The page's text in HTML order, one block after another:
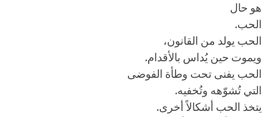
هو حال
الحب.
الحب يولد من القانون،
ويموت حين يُداس بالأقدام.
الحب يفنى تحت وطأة الفوضى
التي تُشوّهه وتُخفيه.
يتخذ الحب أشكالاً أخرى.